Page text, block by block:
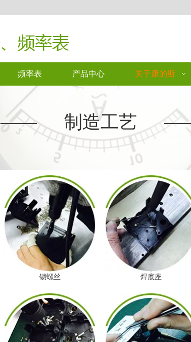
频率表 产品中心 关于康的斯
—— 制造工艺
锁螺丝 焊底座